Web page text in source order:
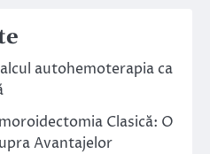
autohemoterapia ca
Clasică: O
Avantajelor